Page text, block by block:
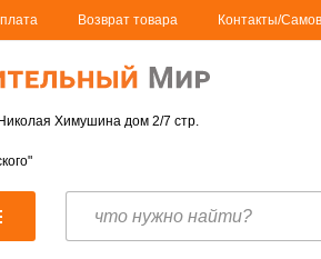
Возврат товара Контакты/
Химушина дом 2/7 стр.